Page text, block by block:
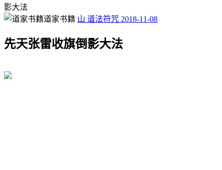
影大法
道家书籍 山 道法符咒 2018-11-08
先天张雷收旗倒影大法